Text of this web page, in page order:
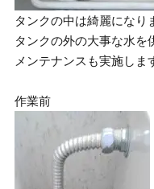
タンクの中は綺麗にな
タンクの外の大事な水を
メンテナンスも実施しま
作業前